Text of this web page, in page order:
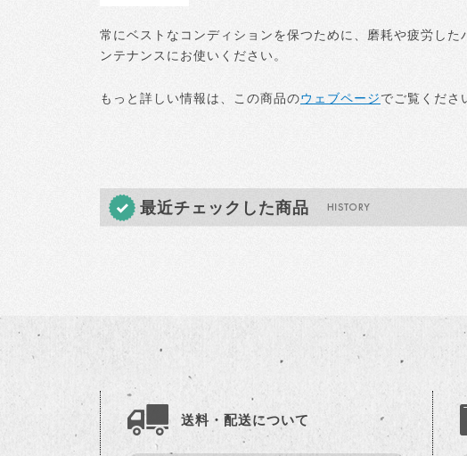
常にベストなコンディションを保つために、磨耗や疲労した
ンテナンスにお使いください。
もっと詳しい情報は、この商品のウェブページでご覧くださ
最近チェックした商品
送料・配送について